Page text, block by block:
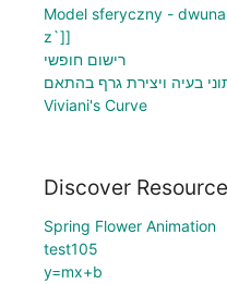
Model sferyczny -
z`]]
רישום חופשי
בעיה ויצירת גרף בהתאם
Viviani's Curve
Discover
Spring Flower Animation
test105
y=mx+b